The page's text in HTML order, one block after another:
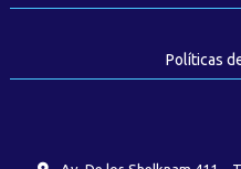
Políticas